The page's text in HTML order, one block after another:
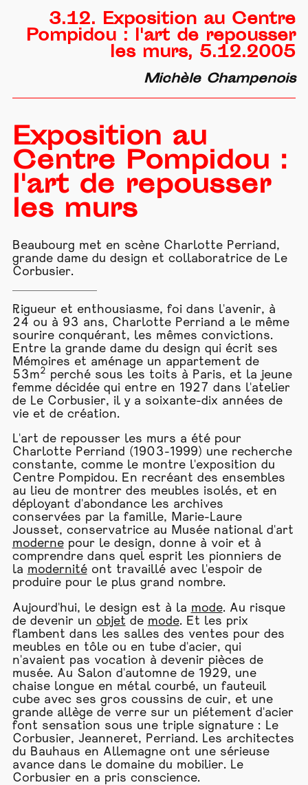
Exposition au
Centre Pompidou :
l'art de repousser
les murs
Beaubourg met en scène Charlotte Perriand,
grande dame du design et collaboratrice de Le
Corbusier.
Rigueur et enthousiasme, foi dans l'avenir, à
24 ou à 93 ans, Charlotte Perriand a le même
sourire conquérant, les mêmes convictions.
Entre la grande dame du design qui écrit ses
Mémoires et aménage un appartement de
53m2
perché sous les toits à Paris, et la jeune
femme décidée qui entre en 1927 dans l'atelier
de Le Corbusier, il y a soixante-dix années de
vie et de création.
L'art de repousser les murs a été pour
Charlotte Perriand (1903-1999) une recherche
constante, comme le montre l'exposition du
Centre Pompidou. En recréant des ensembles
au lieu de montrer des meubles isolés, et en
déployant d'abondance les archives
conservées par la famille, Marie-Laure
Jousset, conservatrice au Musée national d'art
modernepour le design, donne à voir et à
comprendre dans quel esprit les pionniers de
la modernitéont travaillé avec l'espoir de
produire pour le plus grand nombre.
Aujourd'hui, le design est à la mode. Au risque
de devenir un objet de mode. Et les prix
flambent dans les salles des ventes pour des
meubles en tôle ou en tube d'acier, qui
n'avaient pas vocation à devenir pièces de
musée. Au Salon d'automne de 1929, une
chaise longue en métal courbé, un fauteuil
cube avec ses gros coussins de cuir, et une
grande allège de verre sur un piétement d'acier
font sensation sous une triple signature : Le
Corbusier, Jeanneret, Perriand. Les architectes
du Bauhaus en Allemagne ont une sérieuse
avance dans le domaine du mobilier. Le
Corbusier en a pris conscience.
3.12. Exposition au Centre
Pompidou : l'art de repousser
les murs, 5.12.2005
Michèle Champenois